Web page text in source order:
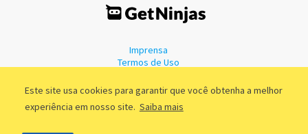
Este site usa cookies para garantir que você obtenha a melhor
experiência em nosso site. Saiba mais
Imprensa
Termos de Uso
©2011 - 2026, GetNinjas LTDA. CNPJ 55.744.877/0001-89 - Rua Dr.